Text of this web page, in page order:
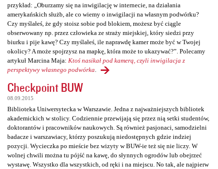
przykład: „Oburzamy się na inwigilację w internecie, na działania
amerykańskich służb, ale co wiemy o inwigilacji na własnym podwórku?
Czy myślałeś, że gdy stoisz sobie pod blokiem, możesz być ciągle
obserwowany np. przez człowieka ze straży miejskiej, który siedzi przy
biurku i pije kawę? Czy myślałeś, ile naprawdę kamer może być w Twojej
okolicy? A może spojrzysz na mapkę, która może to ukazywać?”. Polecamy
artykuł Marcina Maja: Ktoś nasikał pod kamerą, czyli inwigilacja z
perspektywy własnego podwórka
Checkpoint BUW
08.09.2015
Biblioteka Uniwersytecka w Warszawie. Jedna z najważniejszych bibliotek
akademickich w stolicy. Codziennie przewijają się przez nią setki studentów,
doktorantów i pracowników naukowych. Są również pasjonaci, samodzielni
badacze i warszawiacy, którzy poszukują niedostępnych gdzie indziej
pozycji. Wycieczka po mieście bez wizyty w BUW-ie też się nie liczy. W
wolnej chwili można tu pójść na kawę, do słynnych ogrodów lub obejrzeć
wystawę. Wszystko dla wszystkich, od ręki i na miejscu. No tak, ale najpierw